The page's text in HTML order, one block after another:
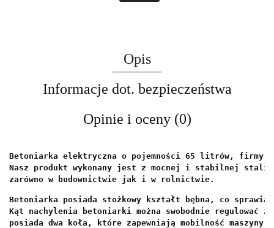
Opis
Informacje dot. bezpieczeństwa
Opinie i oceny (0)
Betoniarka elektryczna o pojemności 65 litrów, firmy
Nasz produkt wykonany jest z mocnej i stabilnej
zarówno w budownictwie jak i w rolnictwie.
Betoniarka posiada stożkowy kształt bębna, co
Kąt nachylenia betoniarki można swobodnie regulować
posiada dwa koła, które zapewniają mobilność maszyny